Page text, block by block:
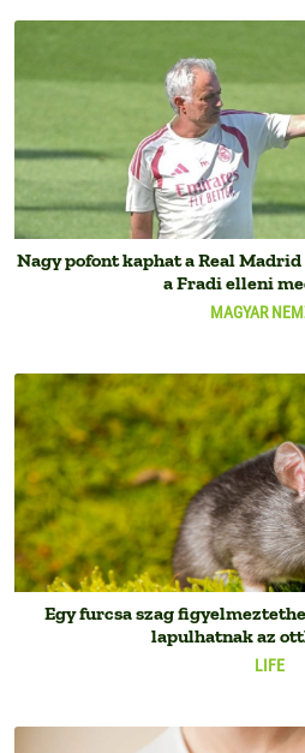
MAGYAR
Nagy pofont kaphat a Real
a Fradi elleni
LIFE
Egy furcsa szag
lapulhatnak az